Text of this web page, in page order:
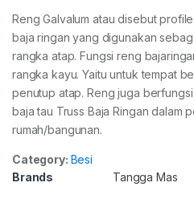
Reng Galvalum atau disebut
baja ringan yang digunakan
rangka atap. Fungsi reng
rangka kayu. Yaitu untuk tempat
penutup atap. Reng juga
baja tau Truss Baja Ringan dalam
rumah/bangunan.
Category: Besi
Brands
Tangga Mas